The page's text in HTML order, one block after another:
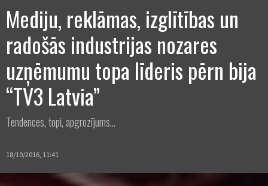
Mediju, reklāmas, izglītības un
radošās industrijas nozares
uzņēmumu topa līderis pērn bija
“TV3 Latvia”
Tendences, topi, apgrozījums...
18/10/2016, 11:41